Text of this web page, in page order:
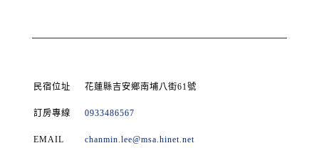
民宿位址 花蓮縣吉安鄉南埔八街61號
訂房專線 0933486567
EMAIL chanmin.lee@msa.hinet.net